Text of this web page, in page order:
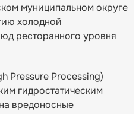
муниципальном округе
холодной
ресторанного уровня
Pressure Processing)
гидростатическим
вредоносные